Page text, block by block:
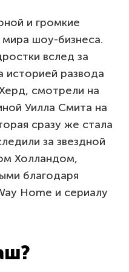
и громкие
мира шоу-бизнеса.
вслед за
историей развода
смотрели на
Уилла Смита на
сразу же стала
за звездной
Холландом,
благодаря
Home и сериалу